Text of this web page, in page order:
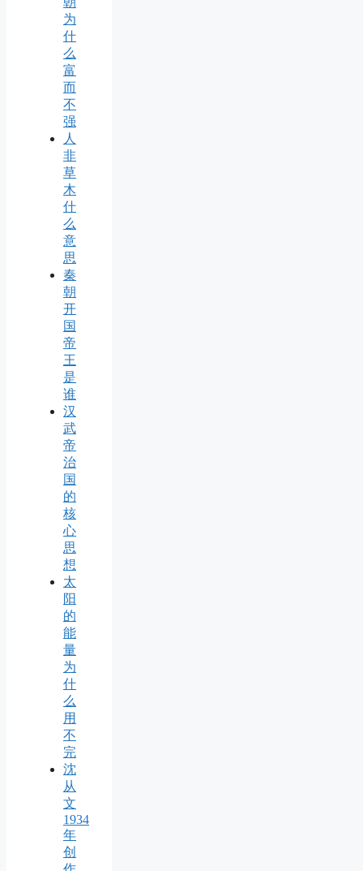
为
什
么
富
而
不
强
人
非
草
木
什
么
意
思
秦
朝
开
国
帝
王
是
谁
汉
武
帝
治
国
的
核
心
思
想
太
阳
的
能
量
为
什
么
用
不
完
沈
从
文
1934
年
创